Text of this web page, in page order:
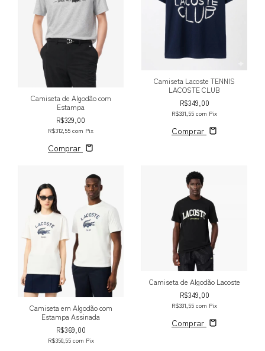
Camiseta de Algodão com
Estampa
R$329,00
R$312,55 com Pix
Comprar
Camiseta Lacoste TENNIS
LACOSTE CLUB
R$349,00
R$331,55 com Pix
Comprar
Camiseta em Algodão com
Estampa Assinada
R$369,00
R$350,55 com Pix
Camiseta de Algodão Lacoste
R$349,00
R$331,55 com Pix
Comprar